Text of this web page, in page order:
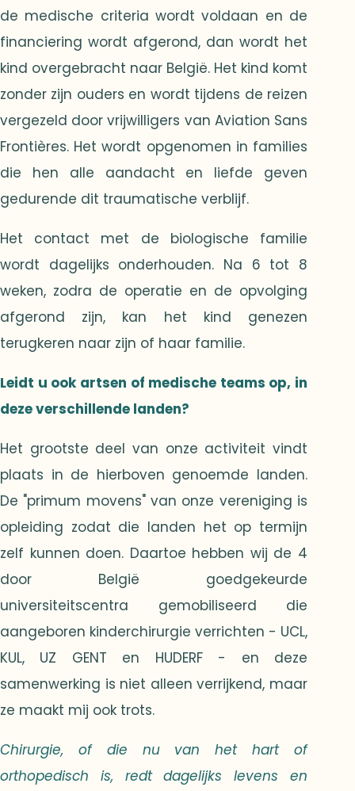
de medische criteria wordt voldaan en de
financiering wordt afgerond, dan wordt het
kind overgebracht naar België. Het kind komt
zonder zijn ouders en wordt tijdens de reizen
vergezeld door vrijwilligers van Aviation Sans
Frontières. Het wordt opgenomen in families
die hen alle aandacht en liefde geven
gedurende dit traumatische verblijf.
Het contact met de biologische familie
wordt dagelijks onderhouden. Na 6 tot 8
weken, zodra de operatie en de opvolging
afgerond zijn, kan het kind genezen
terugkeren naar zijn of haar familie.
Leidt u ook artsen of medische teams op, in
deze verschillende landen?
Het grootste deel van onze activiteit vindt
plaats in de hierboven genoemde landen.
De "primum movens" van onze vereniging is
opleiding zodat die landen het op termijn
zelf kunnen doen. Daartoe hebben wij de 4
door België goedgekeurde
universiteitscentra gemobiliseerd die
aangeboren kinderchirurgie verrichten - UCL,
KUL, UZ GENT en HUDERF - en deze
samenwerking is niet alleen verrijkend, maar
ze maakt mij ook trots.
Chirurgie, of die nu van het hart of
orthopedisch is, redt dagelijks levens en